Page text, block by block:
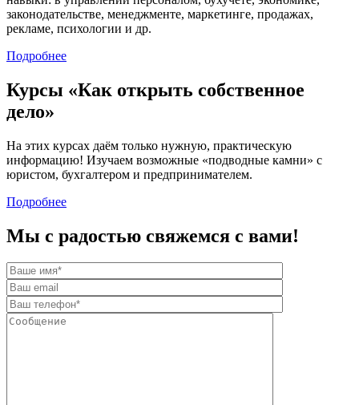
законодательстве, менеджменте, маркетинге, продажах,
рекламе, психологии и др.
Подробнее
Курсы «Как открыть собственное
дело»
На этих курсах даём только нужную, практическую
информацию! Изучаем возможные «подводные камни» с
юристом, бухгалтером и предпринимателем.
Подробнее
Мы с радостью свяжемся с вами!